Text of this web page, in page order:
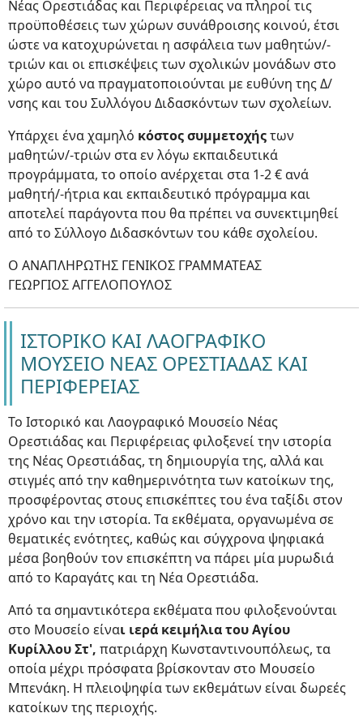
Νέας Ορεστιάδας και Περιφέρειας να πληροί τις
προϋποθέσεις των χώρων συνάθροισης κοινού, έτσι
ώστε να κατοχυρώνεται η ασφάλεια των μαθητών/-
τριών και οι επισκέψεις των σχολικών μονάδων στο
χώρο αυτό να πραγματοποιούνται με ευθύνη της Δ/
νσης και του Συλλόγου Διδασκόντων των σχολείων.
Υπάρχει ένα χαμηλό κόστος συμμετοχήςτων
μαθητών/-τριών στα εν λόγω εκπαιδευτικά
προγράμματα, το οποίο ανέρχεται στα 1-2 € ανά
μαθητή/-ήτρια και εκπαιδευτικό πρόγραμμα και
αποτελεί παράγοντα που θα πρέπει να συνεκτιμηθεί
από το Σύλλογο Διδασκόντων του κάθε σχολείου.
Ο ΑΝΑΠΛΗΡΩΤΗΣ ΓΕΝΙΚΟΣ ΓΡΑΜΜΑΤΕΑΣ
ΓΕΩΡΓΙΟΣ ΑΓΓΕΛΟΠΟΥΛΟΣ
ΙΣΤΟΡΙΚΟ ΚΑΙ ΛΑΟΓΡΑΦΙΚΟ
ΜΟΥΣΕΙΟ ΝΕΑΣ ΟΡΕΣΤΙΑΔΑΣ ΚΑΙ
ΠΕΡΙΦΕΡΕΙΑΣ
Το Ιστορικό και Λαογραφικό Μουσείο Νέας
Ορεστιάδας και Περιφέρειας φιλοξενεί την ιστορία
της Νέας Ορεστιάδας, τη δημιουργία της, αλλά και
στιγμές από την καθημερινότητα των κατοίκων της,
προσφέροντας στους επισκέπτες του ένα ταξίδι στον
χρόνο και την ιστορία. Τα εκθέματα, οργανωμένα σε
θεματικές ενότητες, καθώς και σύγχρονα ψηφιακά
μέσα βοηθούν τον επισκέπτη να πάρει μία μυρωδιά
από το Καραγάτς και τη Νέα Ορεστιάδα.
Από τα σημαντικότερα εκθέματα που φιλοξενούνται
στο Μουσείο είναι ιερά κειμήλια του Αγίου
Κυρίλλου Στ', πατριάρχη Κωνσταντινουπόλεως, τα
οποία μέχρι πρόσφατα βρίσκονταν στο Μουσείο
Μπενάκη. Η πλειοψηφία των εκθεμάτων είναι δωρεές
κατοίκων της περιοχής.